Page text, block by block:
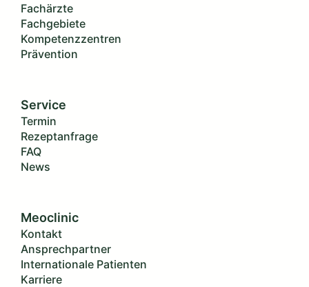
Fachärzte
Fachgebiete
Kompetenzzentren
Prävention
Service
Termin
Rezeptanfrage
FAQ
News
Meoclinic
Kontakt
Ansprechpartner
Internationale Patienten
Karriere